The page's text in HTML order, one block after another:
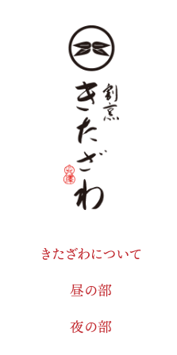
きたざわについて
昼の部
夜の部